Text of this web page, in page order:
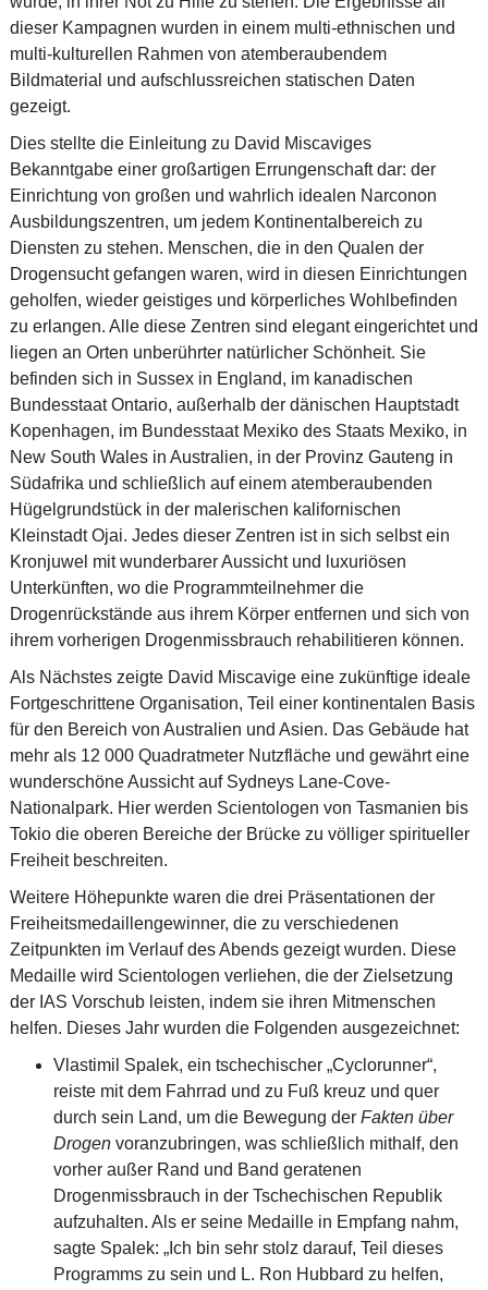
dieser Kampagnen wurden in einem multi-ethnischen und
multi-kulturellen Rahmen von atemberaubendem
Bildmaterial und aufschlussreichen statischen Daten
gezeigt.
Dies stellte die Einleitung zu David Miscaviges
Bekanntgabe einer großartigen Errungenschaft dar: der
Einrichtung von großen und wahrlich idealen Narconon
Ausbildungszentren, um jedem Kontinentalbereich zu
Diensten zu stehen. Menschen, die in den Qualen der
Drogensucht gefangen waren, wird in diesen Einrichtungen
geholfen, wieder geistiges und körperliches Wohlbefinden
zu erlangen. Alle diese Zentren sind elegant eingerichtet und
liegen an Orten unberührter natürlicher Schönheit. Sie
befinden sich in Sussex in England, im kanadischen
Bundesstaat Ontario, außerhalb der dänischen Hauptstadt
Kopenhagen, im Bundesstaat Mexiko des Staats Mexiko, in
New South Wales in Australien, in der Provinz Gauteng in
Südafrika und schließlich auf einem atemberaubenden
Hügelgrundstück in der malerischen kalifornischen
Kleinstadt Ojai. Jedes dieser Zentren ist in sich selbst ein
Kronjuwel mit wunderbarer Aussicht und luxuriösen
Unterkünften, wo die Programmteilnehmer die
Drogenrückstände aus ihrem Körper entfernen und sich von
ihrem vorherigen Drogenmissbrauch rehabilitieren können.
Als Nächstes zeigte David Miscavige eine zukünftige ideale
Fortgeschrittene Organisation, Teil einer kontinentalen Basis
für den Bereich von Australien und Asien. Das Gebäude hat
mehr als 12 000 Quadratmeter Nutzfläche und gewährt eine
wunderschöne Aussicht auf Sydneys Lane-Cove-
Nationalpark. Hier werden Scientologen von Tasmanien bis
Tokio die oberen Bereiche der Brücke zu völliger spiritueller
Freiheit beschreiten.
Weitere Höhepunkte waren die drei Präsentationen der
Freiheitsmedaillengewinner, die zu verschiedenen
Zeitpunkten im Verlauf des Abends gezeigt wurden. Diese
Medaille wird Scientologen verliehen, die der Zielsetzung
der IAS Vorschub leisten, indem sie ihren Mitmenschen
helfen. Dieses Jahr wurden die Folgenden ausgezeichnet:
Vlastimil Spalek, ein tschechischer „Cyclorunner“,
reiste mit dem Fahrrad und zu Fuß kreuz und quer
durch sein Land, um die Bewegung der Fakten über
Drogen voranzubringen, was schließlich mithalf, den
vorher außer Rand und Band geratenen
Drogenmissbrauch in der Tschechischen Republik
aufzuhalten. Als er seine Medaille in Empfang nahm,
sagte Spalek: „Ich bin sehr stolz darauf, Teil dieses
Programms zu sein und L. Ron Hubbard zu helfen,